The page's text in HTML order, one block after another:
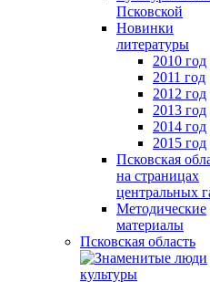
Псковской
Новинки
литературы
2010 год
2011 год
2012 год
2013 год
2014 год
2015 год
Псковская
на страницах
центральных
Методические
материалы
Псковская область